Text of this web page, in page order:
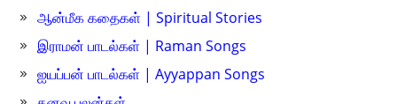
ஆன்மீக கதைகள் | Spiritual Stories
இராமன் பாடல்கள் | Raman Songs
ஐயப்பன் பாடல்கள் | Ayyappan Songs